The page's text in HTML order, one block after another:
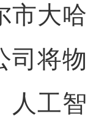
市大哈
司将物
人工智